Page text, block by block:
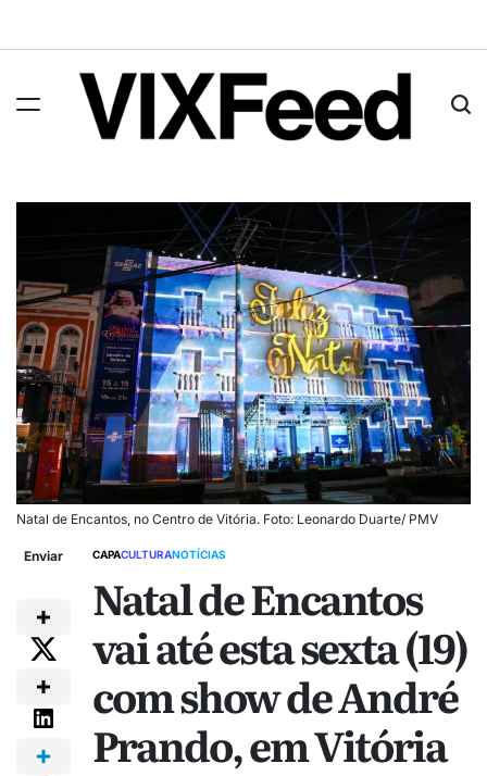
Natal de Encantos, no Centro de Vitória. Foto: Leonardo Duarte/ PMV
Enviar CAPACULTURANOTÍCIAS
Natal de Encantos
vai até esta sexta (19)
com show de André
Prando, em Vitória